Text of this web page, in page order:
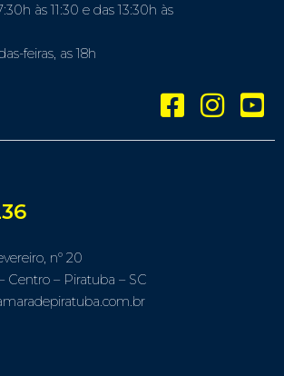
às 11:30 e das 13:30h às
feiras, as 18h
nº 20
Centro – Piratuba – SC